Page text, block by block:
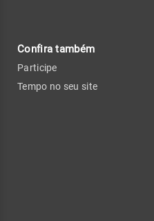
Confira também
Participe
Tempo no seu site